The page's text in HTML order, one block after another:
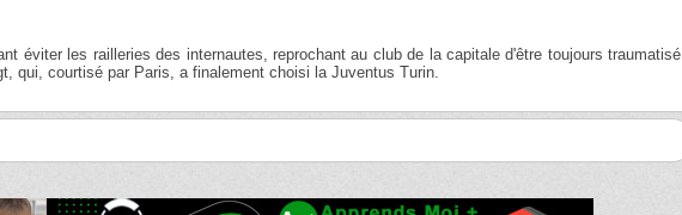
éviter les railleries des internautes, reprochant au club de la capitale d'être toujours traumatisé
qui, courtisé par Paris, a finalement choisi la Juventus Turin.